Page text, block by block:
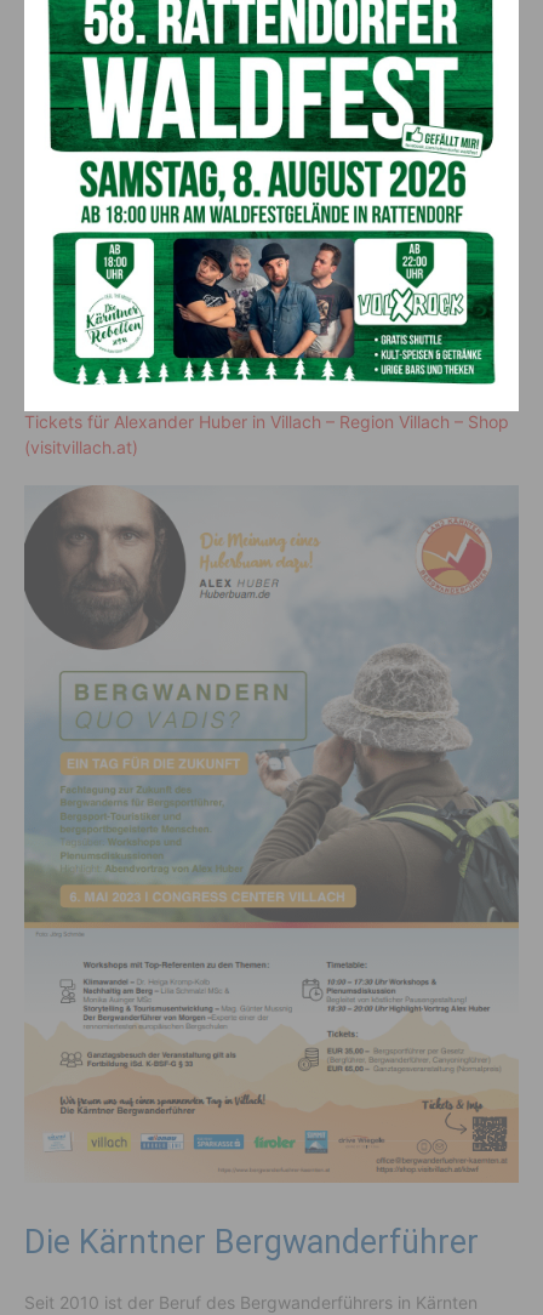
der Region Villach, der Stadt Villach, der Kärntner Sparkasse,
der Tiroler Landesversicherung, der Donau Versicherung, dem
DAV Summit Club und dem Autohaus drive Wiegele.
Details zum Programm und den
Tickets:
Tagesveranstaltung:Preis für Bergsportführer EUR 35 und
für Gäste EUR 65
https://shop.visitvillach.at/kbwf/bergwandern-quo-vadis-ein-
tag-fuer-die-zukunft/06.05.2023-10-30
Abendvortrag:Preis im Vorverkauf EUR 25 und Abendkassa
Tickets für Alexander Huber in Villach – Region Villach – Shop
(visitvillach.at)
Die Kärntner Bergwanderführer
Seit 2010 ist der Beruf des Bergwanderführers in Kärnten